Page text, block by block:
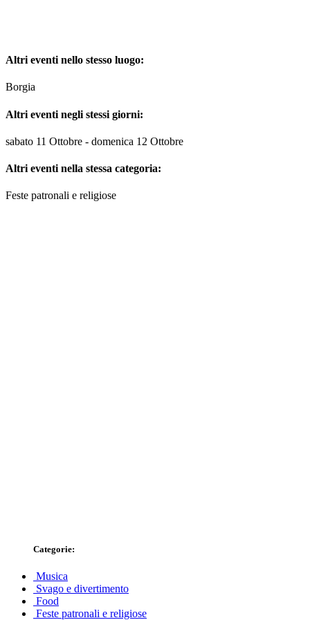
Altri eventi nello stesso luogo:
Borgia
Altri eventi negli stessi giorni:
sabato 11 Ottobre - domenica 12 Ottobre
Altri eventi nella stessa categoria:
Feste patronali e religiose
Categorie:
Musica
Svago e divertimento
Food
Feste patronali e religiose